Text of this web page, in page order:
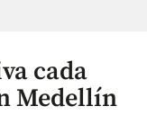
cada
Medellín